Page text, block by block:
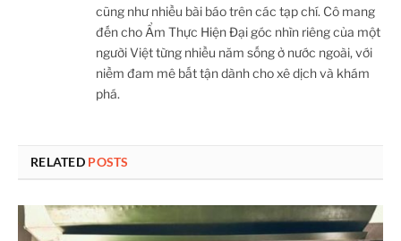
cũng như nhiều bài báo trên các tạp chí. Cô mang
đến cho Ẩm Thực Hiện Đại góc nhìn riêng của một
người Việt từng nhiều năm sống ở nước ngoài, với
niềm đam mê bất tận dành cho xê dịch và khám
phá.
RELATED POSTS